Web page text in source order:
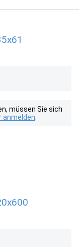
müssen Sie sich
anmelden